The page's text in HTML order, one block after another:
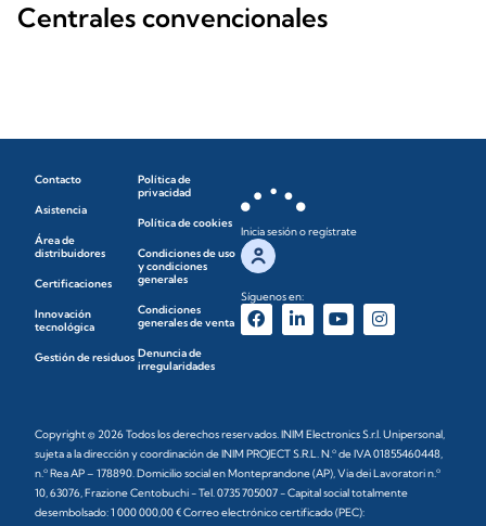
Centrales convencionales
Contacto
Asistencia
Área de
distribuidores
Certificaciones
Innovación
tecnológica
Gestión de residuos
Política de
privacidad
Política de cookies
Condiciones de uso
y condiciones
generales
Condiciones
generales de venta
Denuncia de
irregularidades
Inicia sesión o regístrate
Síguenos en:
Copyright © 2026 Todos los derechos reservados. INIM Electronics S.r.l. Unipersonal,
sujeta a la dirección y coordinación de INIM PROJECT S.R.L. N.º de IVA 01855460448,
n.º Rea AP – 178890. Domicilio social en Monteprandone (AP), Via dei Lavoratori n.º
10, 63076, Frazione Centobuchi - Tel. 0735 705007 - Capital social totalmente
desembolsado: 1 000 000,00 € Correo electrónico certificado (PEC):